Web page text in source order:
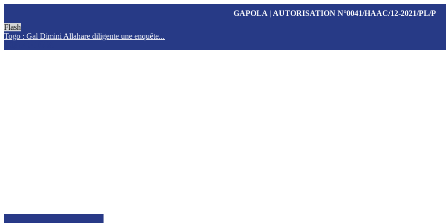
GAPOLA | AUTORISATION N°0041/HAAC/12-2021/PL/P
Flash
Togo : Gal Dimini Allahare diligente une enquête...